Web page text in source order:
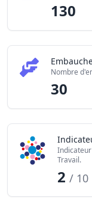
130
Nombre
30
Travail.
2/ 10